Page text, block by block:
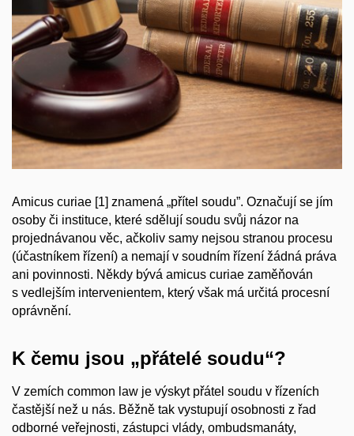
Amicus curiae [1] znamená „přítel soudu”. Označují se jím
osoby či instituce, které sdělují soudu svůj názor na
projednávanou věc, ačkoliv samy nejsou stranou procesu
(účastníkem řízení) a nemají v soudním řízení žádná práva
ani povinnosti. Někdy bývá amicus curiae zaměňován
s vedlejším intervenientem, který však má určitá procesní
oprávnění.
K čemu jsou „přátelé soudu“?
V zemích common law je výskyt přátel soudu v řízeních
častější než u nás. Běžně tak vystupují osobnosti z řad
odborné veřejnosti, zástupci vlády, ombudsmanáty,